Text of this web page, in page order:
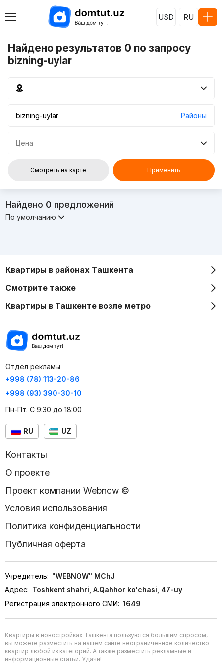
USD RU
Найдено результатов 0 по запросу
bizning-uylar
Районы
Цена
Смотреть на карте Применить
Найдено 0 предложений
По умолчанию
Квартиры в районах Ташкента
Смотрите также
Квартиры в Ташкенте возле метро
Отдел рекламы
+998 (78) 113-20-86
+998 (93) 390-30-10
Пн-Пт. С 9:30 до 18:00
RU UZ
Контакты
О проекте
Проект компании Webnow ©
Условия использования
Политика конфиденциальности
Публичная оферта
Учредитель: "WEBNOW" MChJ
Адрес: Toshkent shahri, A.Qahhor ko'chasi, 47-uy
Регистрация электронного СМИ: 1649
Квартиры в новостройках Ташкента пользуются большим спросом,
вы можете разместить на нашем сайте неограниченное количество
квартир любой из категорий. А также разместить рекламные и
информационные статьи. Удачи!